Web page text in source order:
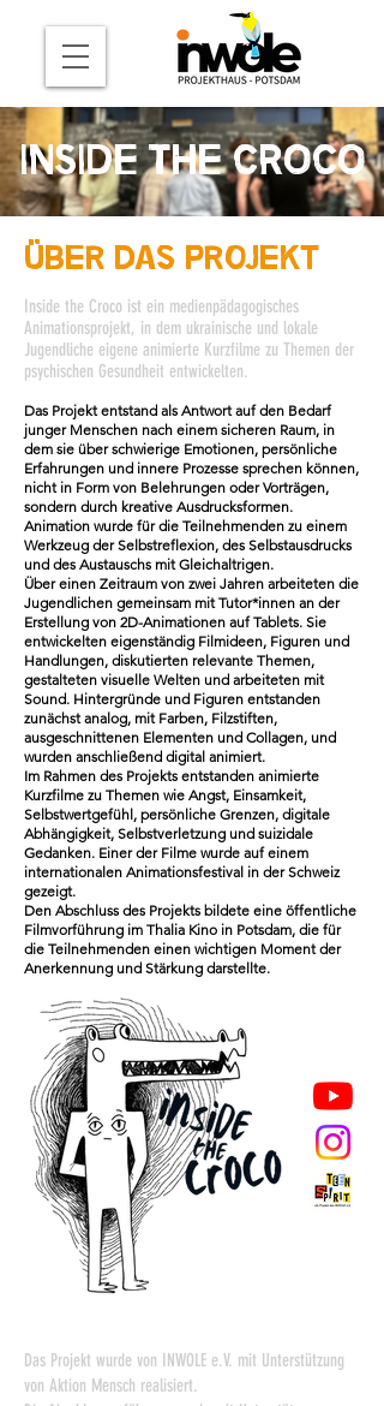
INSIDE THE CROCO
Über das Projekt
Inside the Croco ist ein medienpädagogisches
Animationsprojekt, in dem ukrainische und lokale
Jugendliche eigene animierte Kurzfilme zu Themen der
psychischen Gesundheit entwickelten.
Das Projekt entstand als Antwort auf den Bedarf
junger Menschen nach einem sicheren Raum, in
dem sie über schwierige Emotionen, persönliche
Erfahrungen und innere Prozesse sprechen können,
nicht in Form von Belehrungen oder Vorträgen,
sondern durch kreative Ausdrucksformen.
Animation wurde für die Teilnehmenden zu einem
Werkzeug der Selbstreflexion, des Selbstausdrucks
und des Austauschs mit Gleichaltrigen.
Über einen Zeitraum von zwei Jahren arbeiteten die
Jugendlichen gemeinsam mit Tutor*innen an der
Erstellung von 2D-Animationen auf Tablets. Sie
entwickelten eigenständig Filmideen, Figuren und
Handlungen, diskutierten relevante Themen,
gestalteten visuelle Welten und arbeiteten mit
Sound. Hintergründe und Figuren entstanden
zunächst analog, mit Farben, Filzstiften,
ausgeschnittenen Elementen und Collagen, und
wurden anschließend digital animiert.
Im Rahmen des Projekts entstanden animierte
Kurzfilme zu Themen wie Angst, Einsamkeit,
Selbstwertgefühl, persönliche Grenzen, digitale
Abhängigkeit, Selbstverletzung und suizidale
Gedanken. Einer der Filme wurde auf einem
internationalen Animationsfestival in der Schweiz
gezeigt.
Den Abschluss des Projekts bildete eine öffentliche
Filmvorführung im Thalia Kino in Potsdam, die für
die Teilnehmenden einen wichtigen Moment der
Anerkennung und Stärkung darstellte.
Das Projekt wurde von INWOLE e.V. mit Unterstützung
von Aktion Mensch realisiert.